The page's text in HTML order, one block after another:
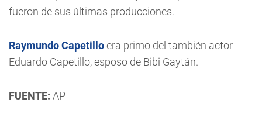
fueron de sus últimas producciones.
Raymundo Capetilloera primo del también actor
Eduardo Capetillo, esposo de Bibi Gaytán.
FUENTE: AP